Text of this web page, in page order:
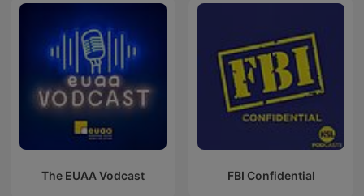
The EUAA Vodcast FBI Confidential